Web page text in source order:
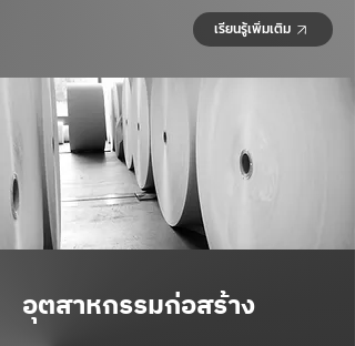
เรียนรู้เพิ่มเติม
อุตสาหกรรมก่อสร้าง